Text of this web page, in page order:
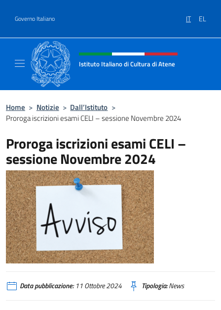
Governo Italiano IT EL
Intestazione sito, social e menù
Istituto Italiano di Cultura di Atene
Home > Notizie > Dall’Istituto >
Proroga iscrizioni esami CELI – sessione Novembre 2024
Proroga iscrizioni esami CELI –
sessione Novembre 2024
Data pubblicazione:11 Ottobre 2024 Tipologia:News